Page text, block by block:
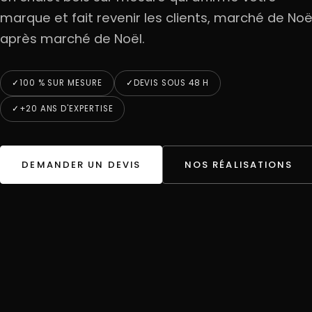
marque et fait revenir les clients, marché de
après marché de Noël.
100 % SUR MESURE DEVIS SOUS 48 H
+20 ANS D'EXPERTISE
DEMANDER UN DEVIS NOS RÉALISATIONS